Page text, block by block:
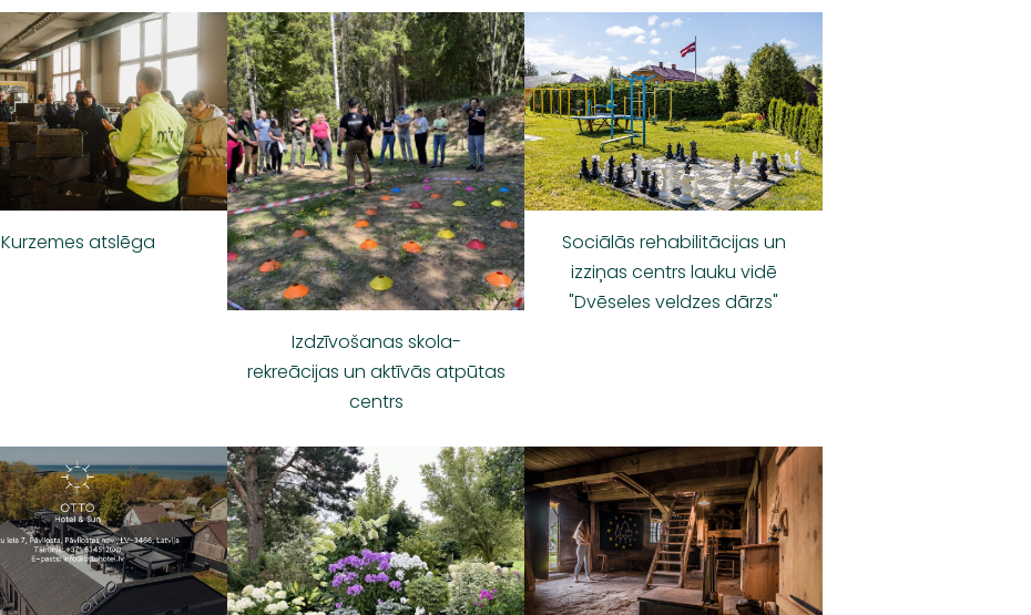
Kurzemes atslēga
Izdzīvošanas skola-
rekreācijas un aktīvās atpūtas
centrs
Sociālās rehabilitācijas un
izziņas centrs lauku vidē
"Dvēseles veldzes dārzs"